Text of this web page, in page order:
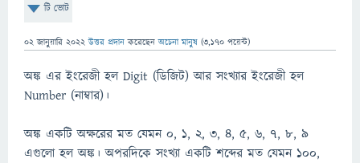
টি ভোট
02 জানুয়ারি 2022 উত্তর প্রদান করেছেনঅচেনা মানুষ (3,170 পয়েন্ট)
অঙ্ক এর ইংরেজী হল Digit (ডিজিট) আর সংখ্যার ইংরেজী হল
Number (নাম্বার)।
অঙ্ক একটি অক্ষরের মত যেমন ০, ১, ২, ৩, ৪, ৫, ৬, ৭, ৮, ৯
এগুলো হল অঙ্ক। অপরদিকে সংখ্যা একটি শব্দের মত যেমন ১০০,